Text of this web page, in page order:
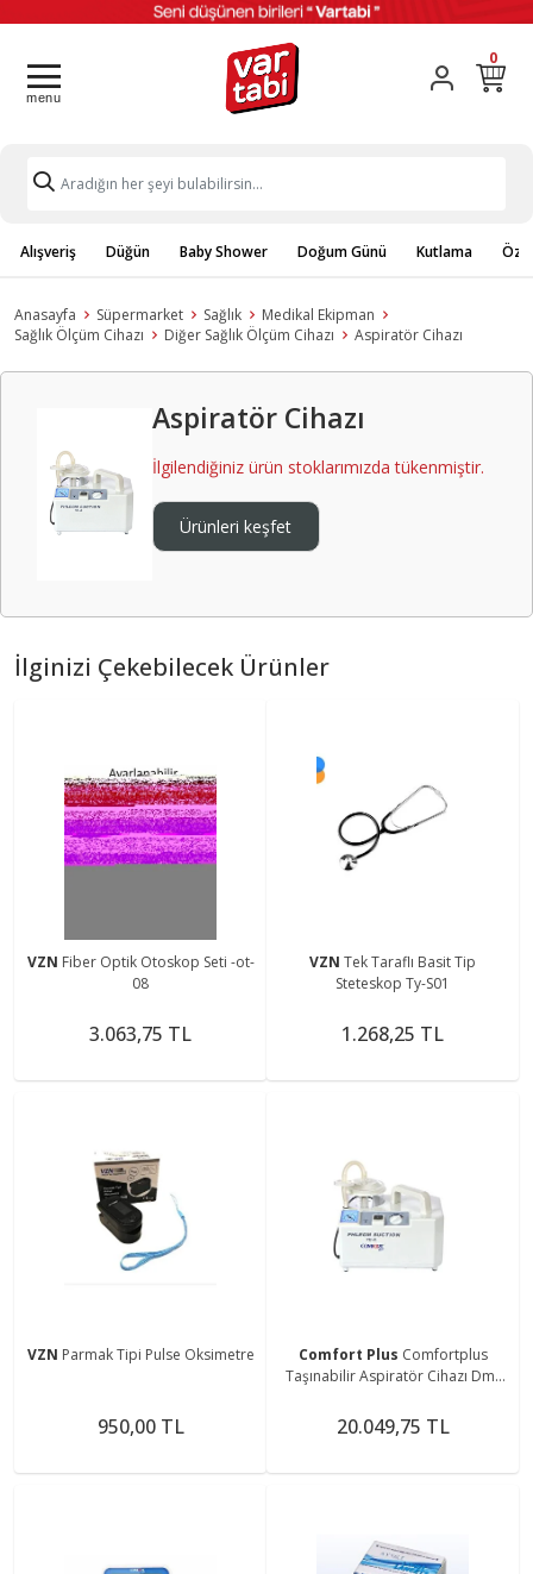
0
Alışveriş Düğün Baby Shower Doğum Günü Kutlama
Anasayfa Süpermarket Sağlık
Medikal Ekipman
Sağlık Ölçüm Cihazı
Diğer Sağlık Ölçüm Cihazı Aspiratör Cihazı
Aspiratör Cihazı
İlgilendiğiniz ürün stoklarımızda tükenmiştir.
Ürünleri keşfet
İlginizi Çekebilecek Ürünler
VZN Fiber Optik Otoskop Seti -ot-
08
3.063,75 TL
VZN Tek Taraflı Basit Tip
Steteskop Ty-S01
1.268,25 TL
VZN Parmak Tipi Pulse Oksimetre
950,00 TL
Comfort Plus Comfortplus
Taşınabilir Aspiratör Cihazı Dm-
20.049,75 TL